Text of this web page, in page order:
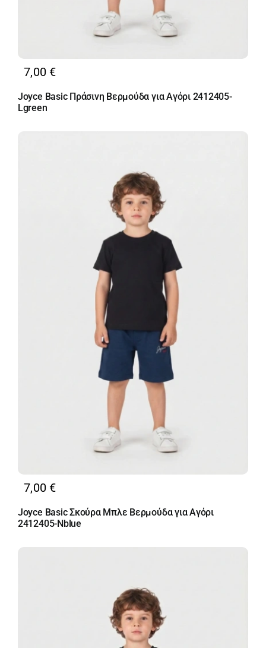
7,00 €
Joyce Basic Πράσινη Βερμούδα για Αγόρι 2412405-
Lgreen
7,00 €
Joyce Basic Σκούρα Μπλε Βερμούδα για Αγόρι
2412405-Nblue